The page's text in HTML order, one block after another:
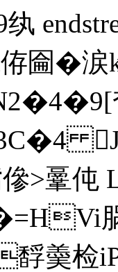
纨
�涙
3C�4
>鞷伅
羮检iP